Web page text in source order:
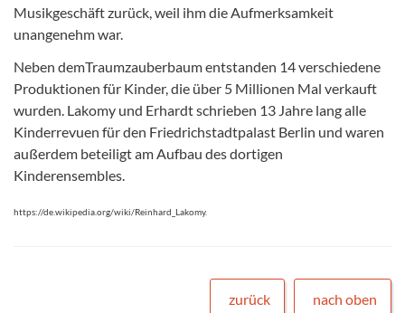
Musikgeschäft zurück, weil ihm die Aufmerksamkeit
unangenehm war.
Neben demTraumzauberbaum entstanden 14 verschiedene
Produktionen für Kinder, die über 5 Millionen Mal verkauft
wurden. Lakomy und Erhardt schrieben 13 Jahre lang alle
Kinderrevuen für den Friedrichstadtpalast Berlin und waren
außerdem beteiligt am Aufbau des dortigen
Kinderensembles.
https://de.wikipedia.org/wiki/Reinhard_Lakomy.
zurück nach oben